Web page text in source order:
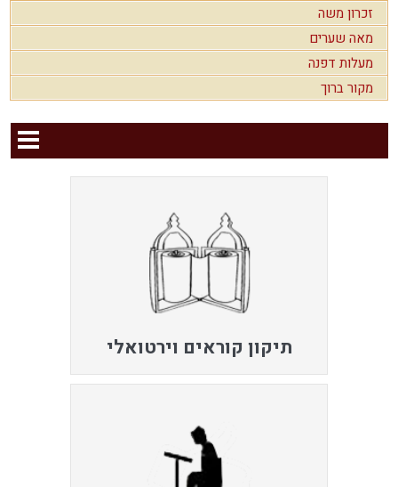
זכרון משה
מאה שערים
מעלות דפנה
מקור ברוך
תיקון קוראים וירטואלי